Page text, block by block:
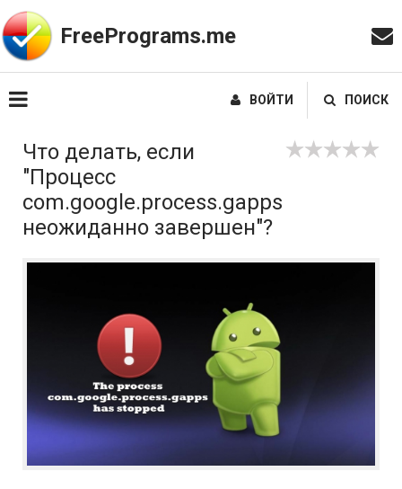
FreePrograms.me
ВОЙТИ ПОИСК
Что делать, если
"Процесс
com.google.process.gapps
неожиданно завершен"?